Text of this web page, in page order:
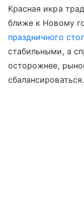
Красная икра
ближе к Новому
праздничного
стабильными, а
осторожнее,
сбалансироваться.